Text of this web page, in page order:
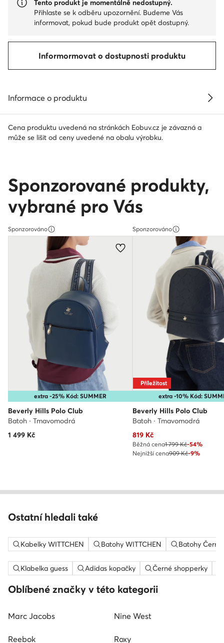
Tento produkt je momentálně nedostupný.
Přihlaste se k odběru upozornění. Budeme Vás
informovat, pokud bude produkt opět dostupný.
Informormovat o dostupnosti produktu
Informace o produktu
Cena produktu uvedená na stránkách Eobuv.cz je závazná a
může se lišit od ceny uvedené na obalu výrobku.
Sponzorované produkty,
vybrané pro Vás
Sponzorováno
extra -25% Kód: SUMMER
Beverly Hills Polo Club
Batoh · Tmavomodrá
1 499 Kč
Sponzorováno
extra -10% Kód:
Příležitost
Beverly Hills Polo Club
Batoh · Tmavomodrá
Aktuální cena
819Kč
Běžná cena1 799 Kč-54%
Nejnižší cena909 Kč-9%
Ostatní hledali také
Kabelky WITTCHEN Batohy WITTCHEN Batohy Černá
Klabelka guess Adidas kopačky Černé shopperky
Oblíbené značky v této kategorii
Marc Jacobs Nine West
Reebok Roxy